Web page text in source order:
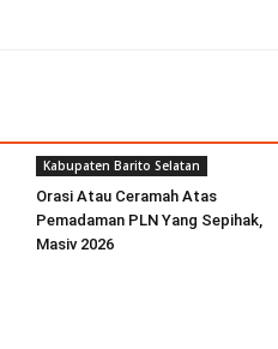
Kabupaten Barito Selatan
Orasi Atau Ceramah Atas
Pemadaman PLN Yang Sepihak,
Masiv 2026